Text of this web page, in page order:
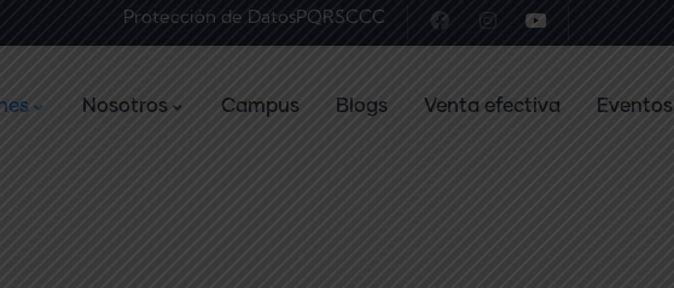
Protección de DatosPQRSCCC
Nosotros Campus Blogs Venta efectiva Eventos